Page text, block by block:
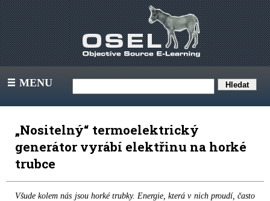
III MENU
„Nositelný“ termoelektrický
generátor vyrábí elektřinu na horké
trubce
Všude kolem nás jsou horké trubky. Energie, která v nich proudí, často